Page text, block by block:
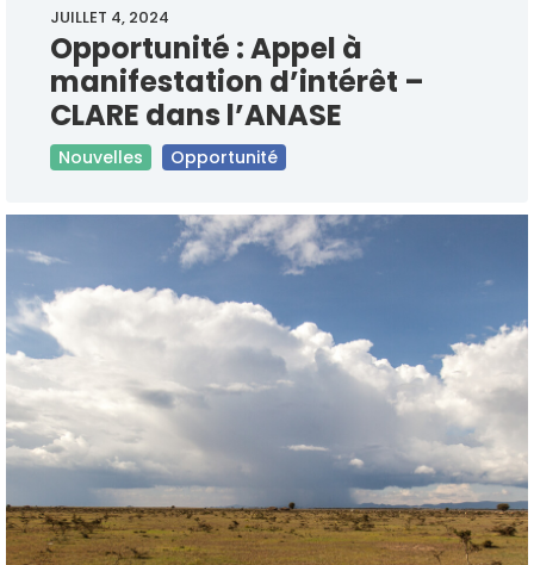
JUILLET 4, 2024
Opportunité : Appel à
manifestation d’intérêt –
CLARE dans l’ANASE
Nouvelles Opportunité